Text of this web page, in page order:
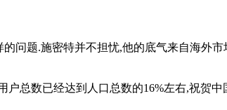
问题.施密特并不担忧,他的底气来自海外
总数已经达到人口总数的16%左右,祝贺